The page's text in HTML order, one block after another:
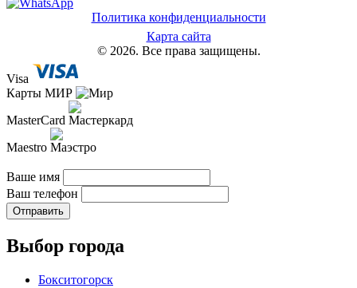
Политика конфиденциальности
Карта сайта
© 2026. Все права защищены.
Visa
Карты МИР
MasterCard
Maestro
Ваше имя
Ваш телефон
Отправить
Выбор города
Бокситогорск